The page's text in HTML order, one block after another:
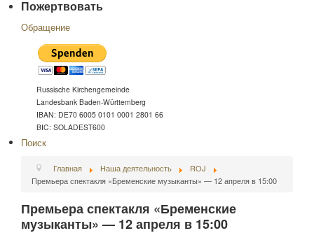
Пожертвовать
Обращение
Russische Kirchengemeinde
Landesbank Baden-Württemberg
IBAN: DE70 6005 0101 0001 2801 66
BIC: SOLADEST600
Поиск
Главная Наша деятельность
ROJ
Премьера спектакля «Бременские музыканты» — 12 апреля в 15:00
Премьера спектакля «Бременские
музыканты» — 12 апреля в 15:00